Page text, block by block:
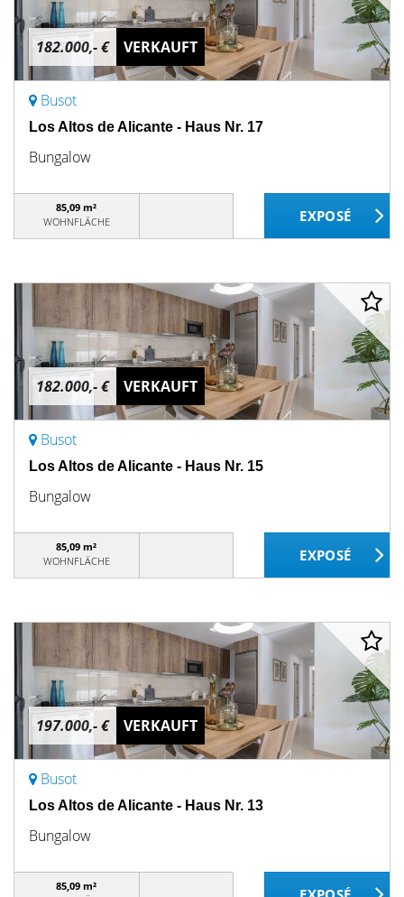
182.000,- € VERKAUFT
Busot
Los Altos de Alicante - Haus Nr. 17
Bungalow
85,09 m²
WOHNFLÄCHE
182.000,- € VERKAUFT
Busot
Los Altos de Alicante - Haus Nr. 15
Bungalow
85,09 m²
WOHNFLÄCHE
197.000,- € VERKAUFT
Busot
Los Altos de Alicante - Haus Nr. 13
Bungalow
85,09 m²